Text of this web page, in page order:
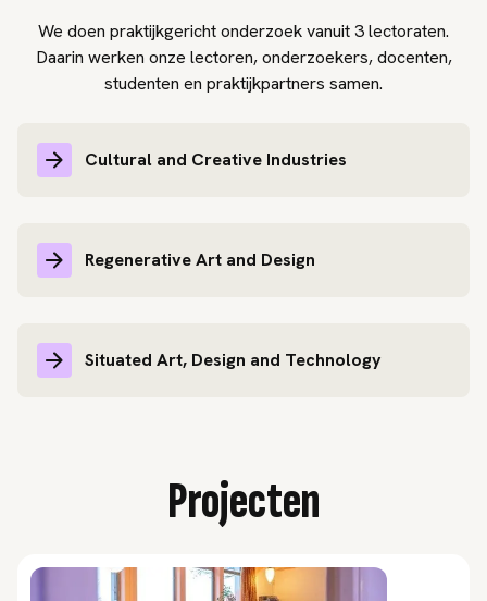
We doen praktijkgericht onderzoek vanuit 3 lectoraten.
Daarin werken onze lectoren, onderzoekers, docenten,
studenten en praktijkpartners samen.
Cultural and Creative Industries
Regenerative Art and Design
Situated Art, Design and Technology
Projecten